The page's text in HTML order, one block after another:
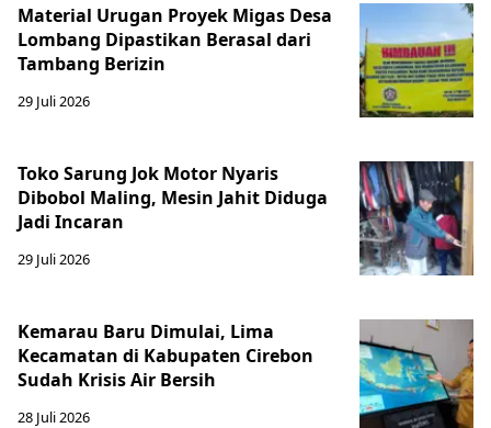
Material Urugan Proyek Migas Desa
Lombang Dipastikan Berasal dari
Tambang Berizin
29 Juli 2026
Toko Sarung Jok Motor Nyaris
Dibobol Maling, Mesin Jahit Diduga
Jadi Incaran
29 Juli 2026
Kemarau Baru Dimulai, Lima
Kecamatan di Kabupaten Cirebon
Sudah Krisis Air Bersih
28 Juli 2026